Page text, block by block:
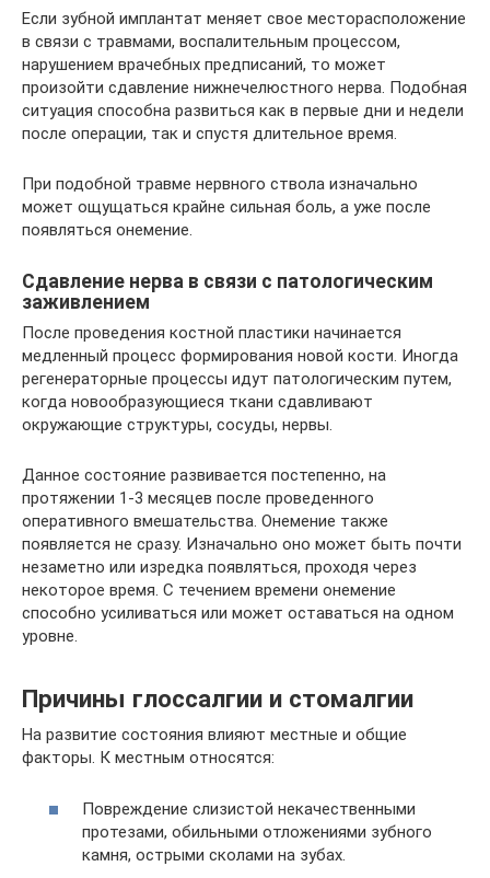
Если зубной имплантат меняет свое месторасположение
в связи с травмами, воспалительным процессом,
нарушением врачебных предписаний, то может
произойти сдавление нижнечелюстного нерва. Подобная
ситуация способна развиться как в первые дни и недели
после операции, так и спустя длительное время.
При подобной травме нервного ствола изначально
может ощущаться крайне сильная боль, а уже после
появляться онемение.
Сдавление нерва в связи с патологическим
заживлением
После проведения костной пластики начинается
медленный процесс формирования новой кости. Иногда
регенераторные процессы идут патологическим путем,
когда новообразующиеся ткани сдавливают
окружающие структуры, сосуды, нервы.
Данное состояние развивается постепенно, на
протяжении 1-3 месяцев после проведенного
оперативного вмешательства. Онемение также
появляется не сразу. Изначально оно может быть почти
незаметно или изредка появляться, проходя через
некоторое время. С течением времени онемение
способно усиливаться или может оставаться на одном
уровне.
Причины глоссалгии и стомалгии
На развитие состояния влияют местные и общие
факторы. К местным относятся:
Повреждение слизистой некачественными
протезами, обильными отложениями зубного
камня, острыми сколами на зубах.